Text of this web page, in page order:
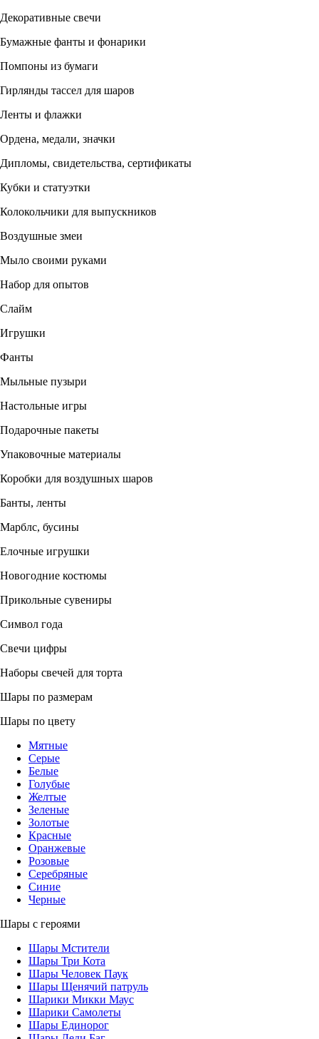
Декоративные свечи
Бумажные фанты и фонарики
Помпоны из бумаги
Гирлянды тассел для шаров
Ленты и флажки
Ордена, медали, значки
Дипломы, свидетельства, сертификаты
Кубки и статуэтки
Колокольчики для выпускников
Воздушные змеи
Мыло своими руками
Набор для опытов
Слайм
Игрушки
Фанты
Мыльные пузыри
Настольные игры
Подарочные пакеты
Упаковочные материалы
Коробки для воздушных шаров
Банты, ленты
Марблс, бусины
Елочные игрушки
Новогодние костюмы
Прикольные сувениры
Символ года
Свечи цифры
Наборы свечей для торта
Шары по размерам
Шары по цвету
Мятные
Серые
Белые
Голубые
Желтые
Зеленые
Золотые
Красные
Оранжевые
Розовые
Серебряные
Синие
Черные
Шары с героями
Шары Мстители
Шары Три Кота
Шары Человек Паук
Шары Щенячий патруль
Шарики Микки Маус
Шарики Самолеты
Шары Единорог